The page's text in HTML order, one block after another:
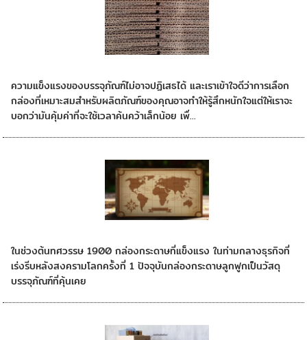
ความแข็งแรงของบรรจุภัณฑ์ไม่อาจปฏิเสธได้ และเราเข้าใจดีว่าการเลือก
กล่องที่เหมาะสมสำหรับผลิตภัณฑ์ของคุณอาจทำให้รู้สึกหนักใจแต่ให้เราจะ
บอกว่ามันคุ้มค่าที่จะใช้เวลาค้นคว้าเล็กน้อย เพื่...
ในช่วงต้นทศวรรษ 1900 กล่องกระดาษที่แข็งแรง ในท่ามกลางธุรกิจที่
เร่งรีบหลังสงครามโลกครั้งที่ 1 ปัจจุบันกล่องกระดาษลูกฟูกเป็นวัสดุ
บรรจุภัณฑ์ที่คุ้นเคย